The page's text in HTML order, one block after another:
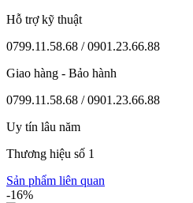
Hỗ trợ kỹ thuật
0799.11.58.68 / 0901.23.66.88
Giao hàng - Bảo hành
0799.11.58.68 / 0901.23.66.88
Uy tín lâu năm
Thương hiệu số 1
Sản phẩm liên quan
-16%